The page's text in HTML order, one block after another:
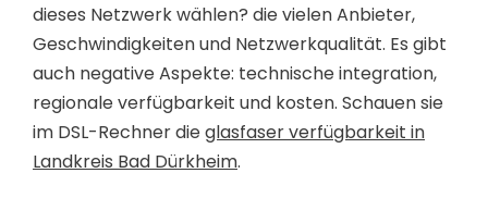
dieses Netzwerk wählen? die vielen Anbieter,
Geschwindigkeiten und Netzwerkqualität. Es gibt
auch negative Aspekte: technische integration,
regionale verfügbarkeit und kosten. Schauen sie
im DSL-Rechner dieglasfaser verfügbarkeit in
Landkreis Bad Dürkheim.